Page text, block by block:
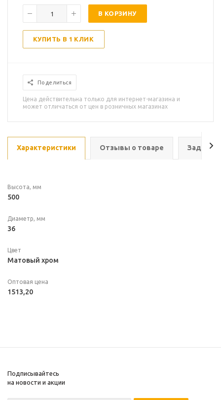
В КОРЗИНУ
КУПИТЬ В 1 КЛИК
Поделиться
Цена действительна только для интернет-магазина и
может отличаться от цен в розничных магазинах
Характеристики Отзывы о товаре Задать
Высота, мм
500
Диаметр, мм
36
Цвет
Матовый хром
Оптовая цена
1513,20
Подписывайтесь
на новости и акции